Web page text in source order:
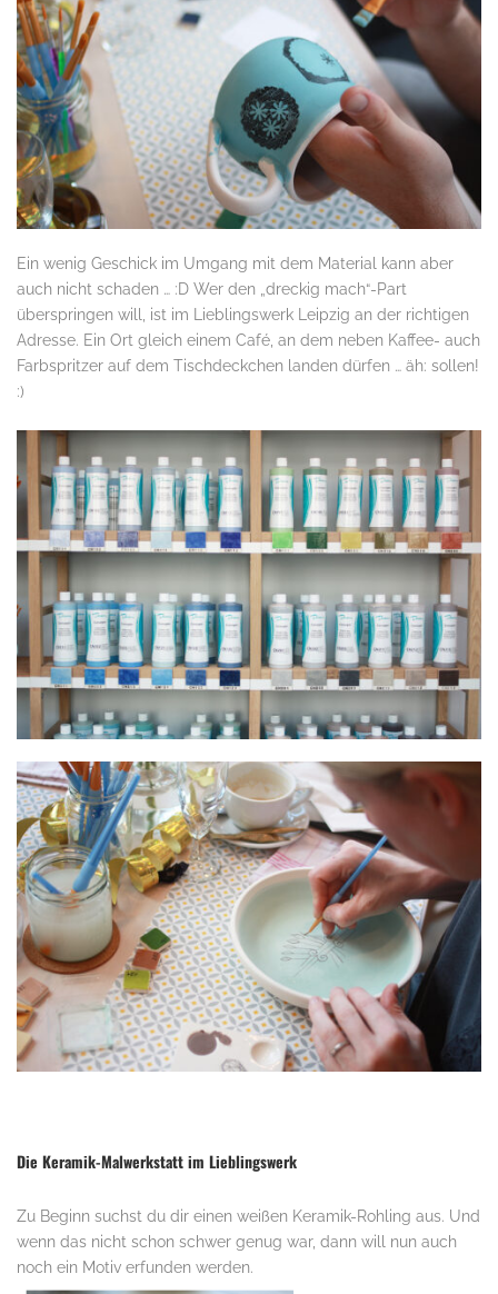
Ein wenig Geschick im Umgang mit dem Material kann aber
auch nicht schaden … :D Wer den „dreckig mach“-Part
überspringen will, ist im Lieblingswerk Leipzig an der richtigen
Adresse. Ein Ort gleich einem Café, an dem neben Kaffee- auch
Farbspritzer auf dem Tischdeckchen landen dürfen … äh: sollen!
:)
Die Keramik-Malwerkstatt im Lieblingswerk
Zu Beginn suchst du dir einen weißen Keramik-Rohling aus. Und
wenn das nicht schon schwer genug war, dann will nun auch
noch ein Motiv erfunden werden.